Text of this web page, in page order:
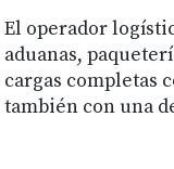
El operador
aduanas,
cargas completas
también con una